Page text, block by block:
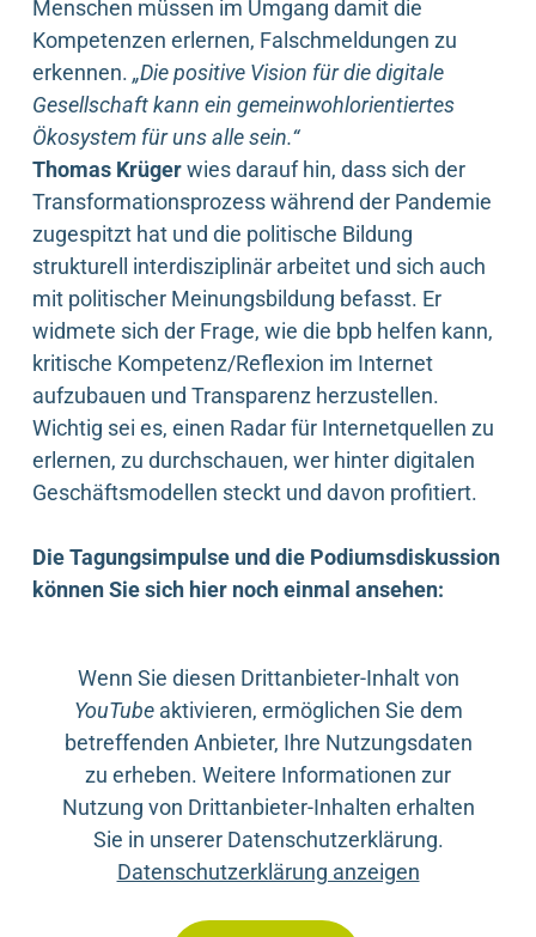
Menschen müssen im Umgang damit die
Kompetenzen erlernen, Falschmeldungen zu
erkennen. „Die positive Vision für die digitale
Gesellschaft kann ein gemeinwohlorientiertes
Ökosystem für uns alle sein.“
Thomas Krügerwies darauf hin, dass sich der
Transformationsprozess während der Pandemie
zugespitzt hat und die politische Bildung
strukturell interdisziplinär arbeitet und sich auch
mit politischer Meinungsbildung befasst. Er
widmete sich der Frage, wie die bpb helfen kann,
kritische Kompetenz/Reflexion im Internet
aufzubauen und Transparenz herzustellen.
Wichtig sei es, einen Radar für Internetquellen zu
erlernen, zu durchschauen, wer hinter digitalen
Geschäftsmodellen steckt und davon profitiert.
Die Tagungsimpulse und die Podiumsdiskussion
können Sie sich hier noch einmal ansehen:
Wenn Sie diesen Drittanbieter-Inhalt von
YouTubeaktivieren, ermöglichen Sie dem
betreffenden Anbieter, Ihre Nutzungsdaten
zu erheben. Weitere Informationen zur
Nutzung von Drittanbieter-Inhalten erhalten
Sie in unserer Datenschutzerklärung.
Datenschutzerklärung anzeigen